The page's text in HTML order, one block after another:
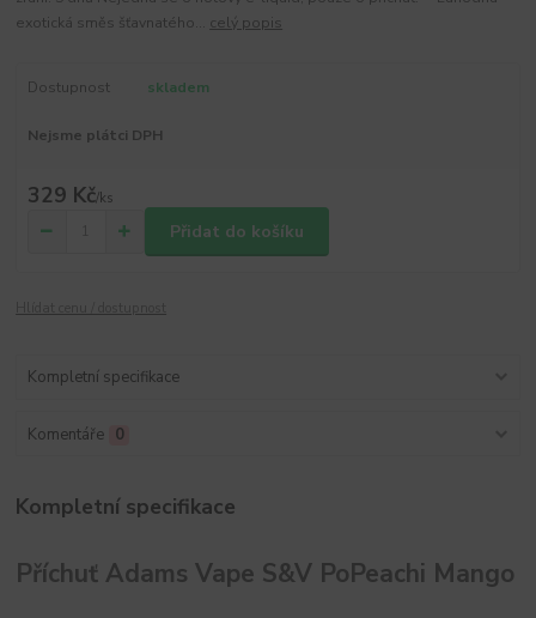
exotická směs šťavnatého... celý popis
Dostupnost skladem
Nejsme plátci DPH
329 Kč/ks
Přidat do košíku
Kompletní specifikace
Komentáře 0
Kompletní specifikace
Příchuť Adams Vape S&V PoPeachi Mango